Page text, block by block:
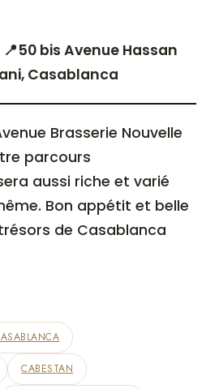
📍50 bis Avenue Hassan
Casablanca
parcours
aussi riche et varié
Bon appétit et belle
de Casablanca
CABESTAN